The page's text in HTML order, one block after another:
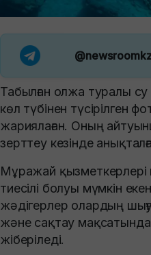
Табылған олжа туралы су
көл түбінен түсірілген
жариялаған. Оның
зерттеу кезінде
Мұражай қызметкерлері
тиесілі болуы мүмкін
жәдігерлер олардың
және сақтау
жіберіледі.